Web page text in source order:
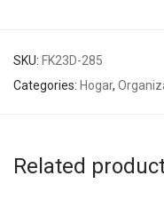
SKU: FK23D-285
Categories: Hogar,
Related